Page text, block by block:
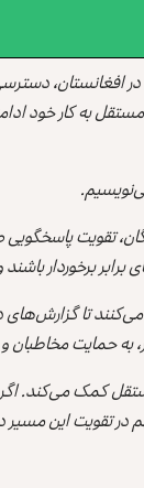
به کار خود
تقویت
برخوردار
تا
به حمایت
کمک می‌کند.
تقویت این مسیر